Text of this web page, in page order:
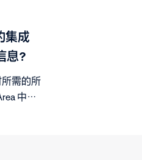
集成
？
需的所
中找